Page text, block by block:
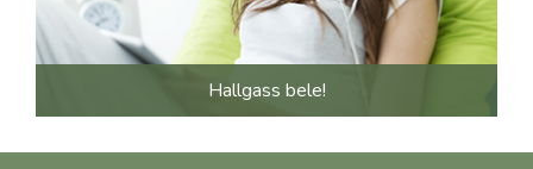
Hallgass bele!